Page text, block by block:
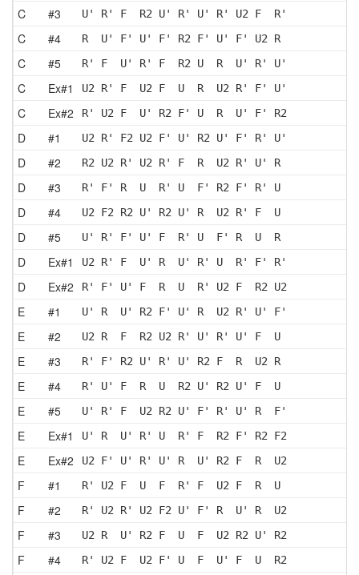
C #3 U' R' F  R2 U' R' U' R' U2 F  R'
C #4 R  U' F' U' F' R2 F' U' F' U2 R
C #5 R' F  U' R' F  R2 U  R  U' R' U'
C Ex#1 U2 R' F  U2 F  U  R  U2 R' F' U'
C Ex#2 R' U2 F  U' R2 F' U  R  U' F' R2
D #1 U2 R' F2 U2 F' U' R2 U' F' R' U'
D #2 R2 U2 R' U2 R' F  R  U2 R' U' R
D #3 R' F' R  U  R' U  F' R2 F' R' U
D #4 U2 F2 R2 U' R2 U' R  U2 R' F  U
D #5 U' R' F' U' F  R' U  F' R  U  R
D Ex#1 U2 R' F  U' R  U' R' U  R' F' R'
D Ex#2 R' F' U' F  R  U  R' U2 F  R2 U2
E #1 U' R  U' R2 F' U' R  U2 R' U' F'
E #2 U2 R  F  R2 U2 R' U' R' U' F  U
E #3 R' F' R2 U' R' U' R2 F  R  U2 R
E #4 R' U' F  R  U  R2 U' R2 U' F  U
E #5 U' R' F  U2 R2 U' F' R' U' R  F'
E Ex#1 U' R  U' R' U  R' F  R2 F' R2 F2
E Ex#2 U2 F' U' R' U' R  U' R2 F  R  U2
F #1 R' U2 F  U  F  R' F  U2 F  R  U
F #2 R' U2 R' U2 F2 U' F' R  U' R  U2
F #3 U2 R  U' R2 F  U  F  U2 R2 U' R2
F #4 R' U2 F  U2 F' U  F  U' F  U  R2